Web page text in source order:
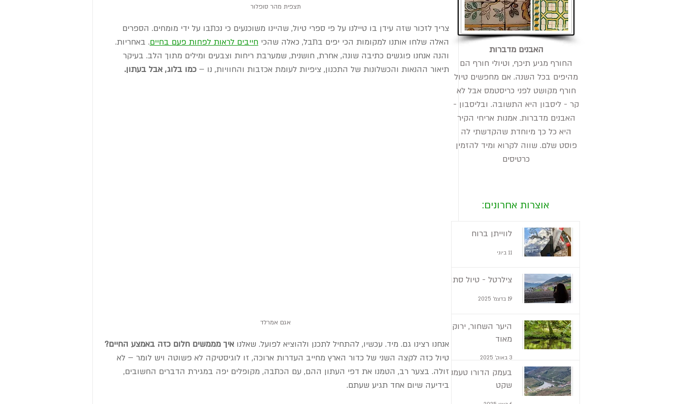
תצפית מהר סופלור
צריך לזכור שזה עידן בו טיילנו על פי ספרי טיול, שהיינו משוכנעים כי נכתבו על ידי מומחים. הספרים
האלה שלחו אותנו למקומות הכי יפים בתבל, כאלה שהכי חייבים לראות לפחות פעם בחיים. באחריות.
והנה אנחנו פוגשים כתיבה שונה, אחרת, חושנית, שמערבת ריחות וצבעים ומילים מתוך הלב. בעיקר
תיאור ההנאות והכשלונות של התכנון, ציפיות לעומת אכזבות והחוויות, נו – כמו בלוג, אבל בעתון.
אגם אמרלד
אנחנו רצינו גם. מיד. עכשיו, להתחיל לתכנן ולהוציא לפועל. שאלנו איך מממשים חלום כזה באמצע החיים?
טיול כזה לקצה השני של כדור הארץ מחייב העדרות ארוכה, זו לוגיסטיקה לא פשוטה ויש לומר – לא
זולה. בצער רב, הטמנו את דפי העתון ההם, עם הכתבה, מקופלים יפה במגירת הדברים החשובים,
בידיעה שיום אחד תגיע שעתם.
האבנים מדברות
החורף מגיע תיכף, וטיולי חורף הם
מהיפים בכל השנה. אם מחפשים טיול
חורף מקושט לפני כריסטמס אבל לא
קר - ליסבון היא התשובה. ובליסבון -
האבנים מדברות. אמנות אריחי הקיר
היא כל כך מיוחדת שהקדשתי לה
פוסט שלם. שווה לקרוא ומיד להזמין
כרטיסים
אוצרות אחרונים:
לווייתן ברוח
11 ביוני
צילרטל - טיול סתווי
19 בדצמ׳ 2025
היער השחור, ירוק
מאוד
3 באוק׳ 2025
בעמק הדורו טעמנו
שקט